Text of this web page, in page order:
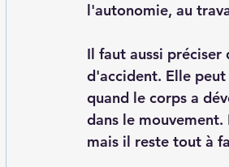
l'autonomie, au
Il faut aussi
d'accident. Elle
quand le corps a
dans le
mais il reste tout à